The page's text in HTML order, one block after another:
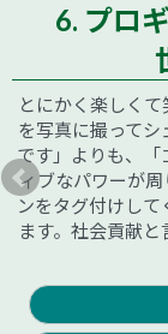
6. プロ
とにかく楽しく
を写真に撮って
です」よりも、「
ィブなパワーが
ンをタグ付けし
ます。社会貢献